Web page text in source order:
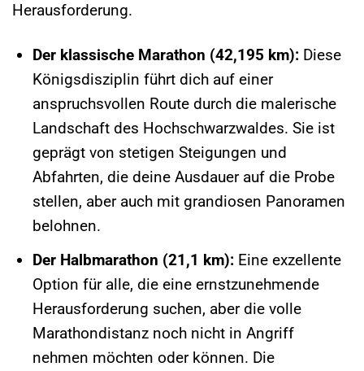
Herausforderung.
Der klassische Marathon (42,195 km):Diese
Königsdisziplin führt dich auf einer
anspruchsvollen Route durch die malerische
Landschaft des Hochschwarzwaldes. Sie ist
geprägt von stetigen Steigungen und
Abfahrten, die deine Ausdauer auf die Probe
stellen, aber auch mit grandiosen Panoramen
belohnen.
Der Halbmarathon (21,1 km):Eine exzellente
Option für alle, die eine ernstzunehmende
Herausforderung suchen, aber die volle
Marathondistanz noch nicht in Angriff
nehmen möchten oder können. Die